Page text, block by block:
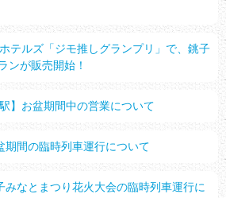
テルズ「ジモ推しグランプリ」で、銚子
ンが販売開始！
駅】お盆期間中の営業について
期間の臨時列車運行について
みなとまつり花火大会の臨時列車運行に